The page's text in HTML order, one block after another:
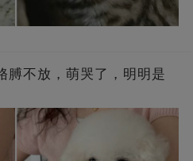
膊不放，萌哭了，明明是